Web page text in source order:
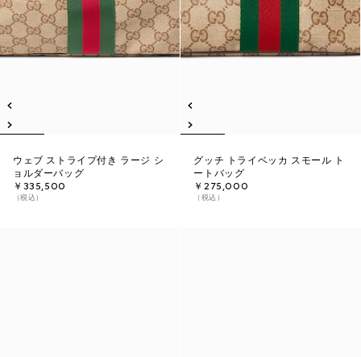
ウェブ ストライプ付き ラージ シ
ョルダーバッグ
￥335,500
（税込）
グッチ トライベッカ スモール ト
ートバッグ
￥275,000
（税込）